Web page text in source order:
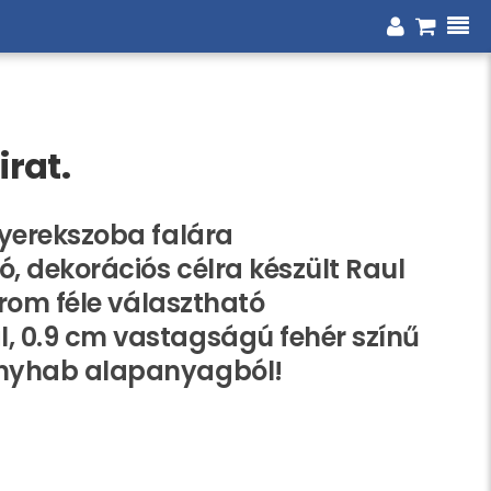
falára
dekorációs célra készült Raul
féle választható
0.9 cm vastagságú fehér színű
alapanyagból!